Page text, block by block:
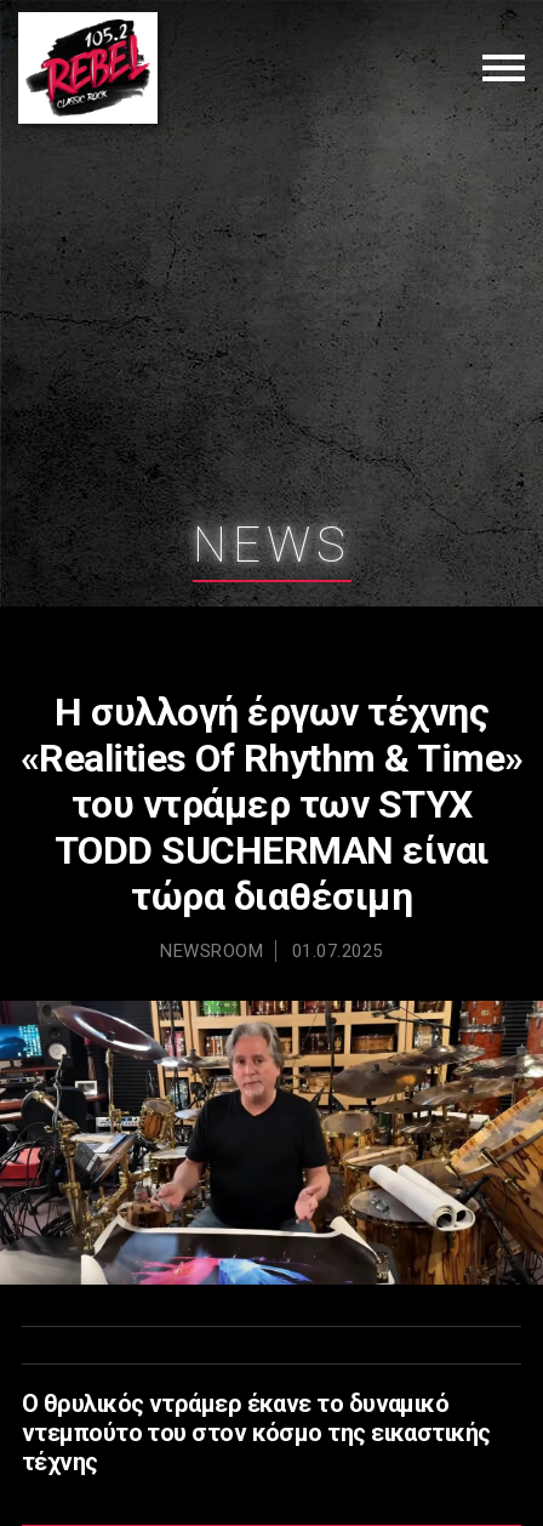
NEWS
Η συλλογή έργων τέχνης
«Realities Of Rhythm & Time»
του ντράμερ των STYX
TODD SUCHERMAN είναι
τώρα διαθέσιμη
NEWSROOM 01.07.2025
Ο θρυλικός ντράμερ έκανε το δυναμικό
ντεμπούτο του στον κόσμο της εικαστικής
τέχνης